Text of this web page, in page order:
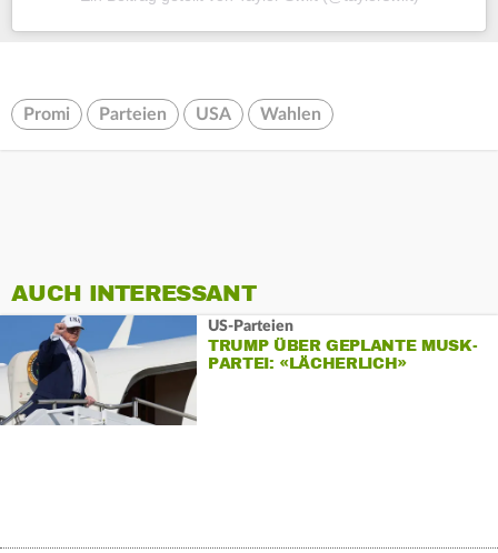
Promi Parteien USA Wahlen
AUCH INTERESSANT
US-Parteien
TRUMP ÜBER GEPLANTE MUSK-
PARTEI: «LÄCHERLICH»